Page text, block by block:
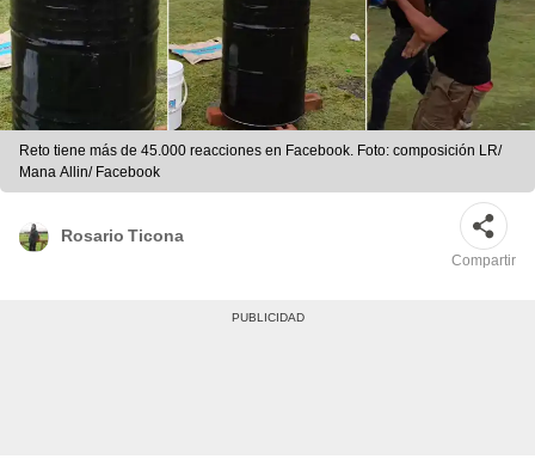
Reto tiene más de 45.000 reacciones en Facebook. Foto: composición LR/
Mana Allin/ Facebook
Rosario Ticona
Compartir